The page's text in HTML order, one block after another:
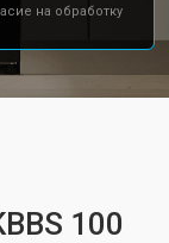
на обработку
100